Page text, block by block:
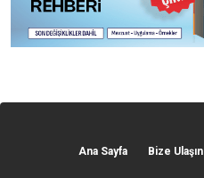
Ana Sayfa Bize Ulaşın